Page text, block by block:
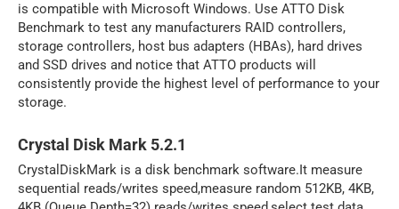
is compatible with Microsoft Windows. Use ATTO Disk
Benchmark to test any manufacturers RAID controllers,
storage controllers, host bus adapters (HBAs), hard drives
and SSD drives and notice that ATTO products will
consistently provide the highest level of performance to your
storage.
Crystal Disk Mark 5.2.1
CrystalDiskMark is a disk benchmark software.It measure
sequential reads/writes speed,measure random 512KB, 4KB,